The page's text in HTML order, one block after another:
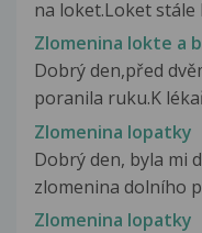
na loket.Loket stále
Zlomenina lokte a
Dobrý den,před
poranila ruku.K
Zlomenina lopatky
Dobrý den, byla mi
zlomenina dolního
Zlomenina lopatky